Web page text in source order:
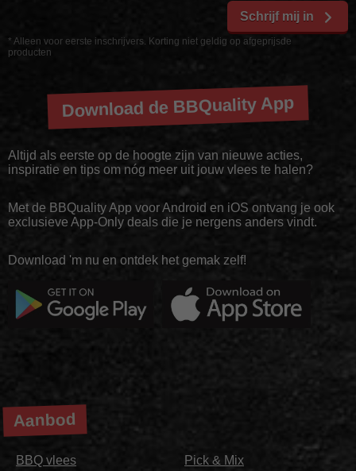
* Alleen voor eerste inschrijvers. Korting niet geldig op afgeprijsde
producten
Schrijf mij in
Download de BBQuality App
Altijd als eerste op de hoogte zijn van nieuwe acties,
inspiratie en tips om nóg meer uit jouw vlees te halen?
Met de BBQuality App voor Android en iOS ontvang je ook
exclusieve App-Only deals die je nergens anders vindt.
Download 'm nu en ontdek het gemak zelf!
Aanbod
BBQ vlees
Pick & Mix